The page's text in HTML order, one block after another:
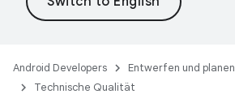
Android Developers Entwerfen und planen
Technische Qualität